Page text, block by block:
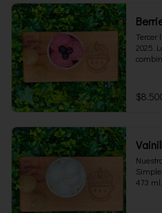
Tercer
2025.
473
473